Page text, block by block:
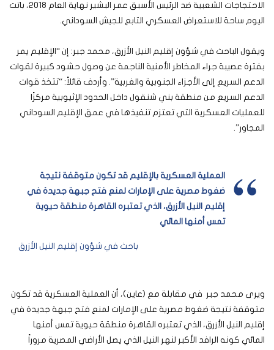
الاحتجاجات الشعبية ضد الرئيس الأسبق عمر البشير نهاية العام 2018، باتت
اليوم ساحة للاستعراض العسكري التابع للجيش السوداني.
ويقول الباحث في شؤون إقليم النيل الأزرق، محمد جبر: إن “الإقليم يمر
بفترة عصيبة جراء المخاطر الأمنية الناجمة عن وصول حشود كبيرة لقوات
الدعم السريع إلى الأجزاء الجنوبية والغربية”. وأردف قائلاً: “تتخذ قوات
الدعم السريع من منطقة بني شنقول داخل الحدود الإثيوبية مركزًا
للعمليات العسكرية التي تعتزم تنفيذها في عمق الإقليم السوداني
المجاور”.
العملية العسكرية بالإقليم قد تكون متوقفة نتيجة
ضغوط مصرية على الإمارات لمنع فتح جبهة جديدة في
إقليم النيل الأزرق، الذي تعتبره القاهرة منطقة حيوية
تمس أمنها المائي
باحث في شؤون إقليم النيل الأزرق
ويرى محمد جبر في مقابلة مع (عاين)، أن العملية العسكرية قد تكون
متوقفة نتيجة ضغوط مصرية على الإمارات لمنع فتح جبهة جديدة في
إقليم النيل الأزرق، الذي تعتبره القاهرة منطقة حيوية تمس أمنها
المائي كونه الرافد الأكبر لنهر النيل الذي يصل الأراضي المصرية مروراً